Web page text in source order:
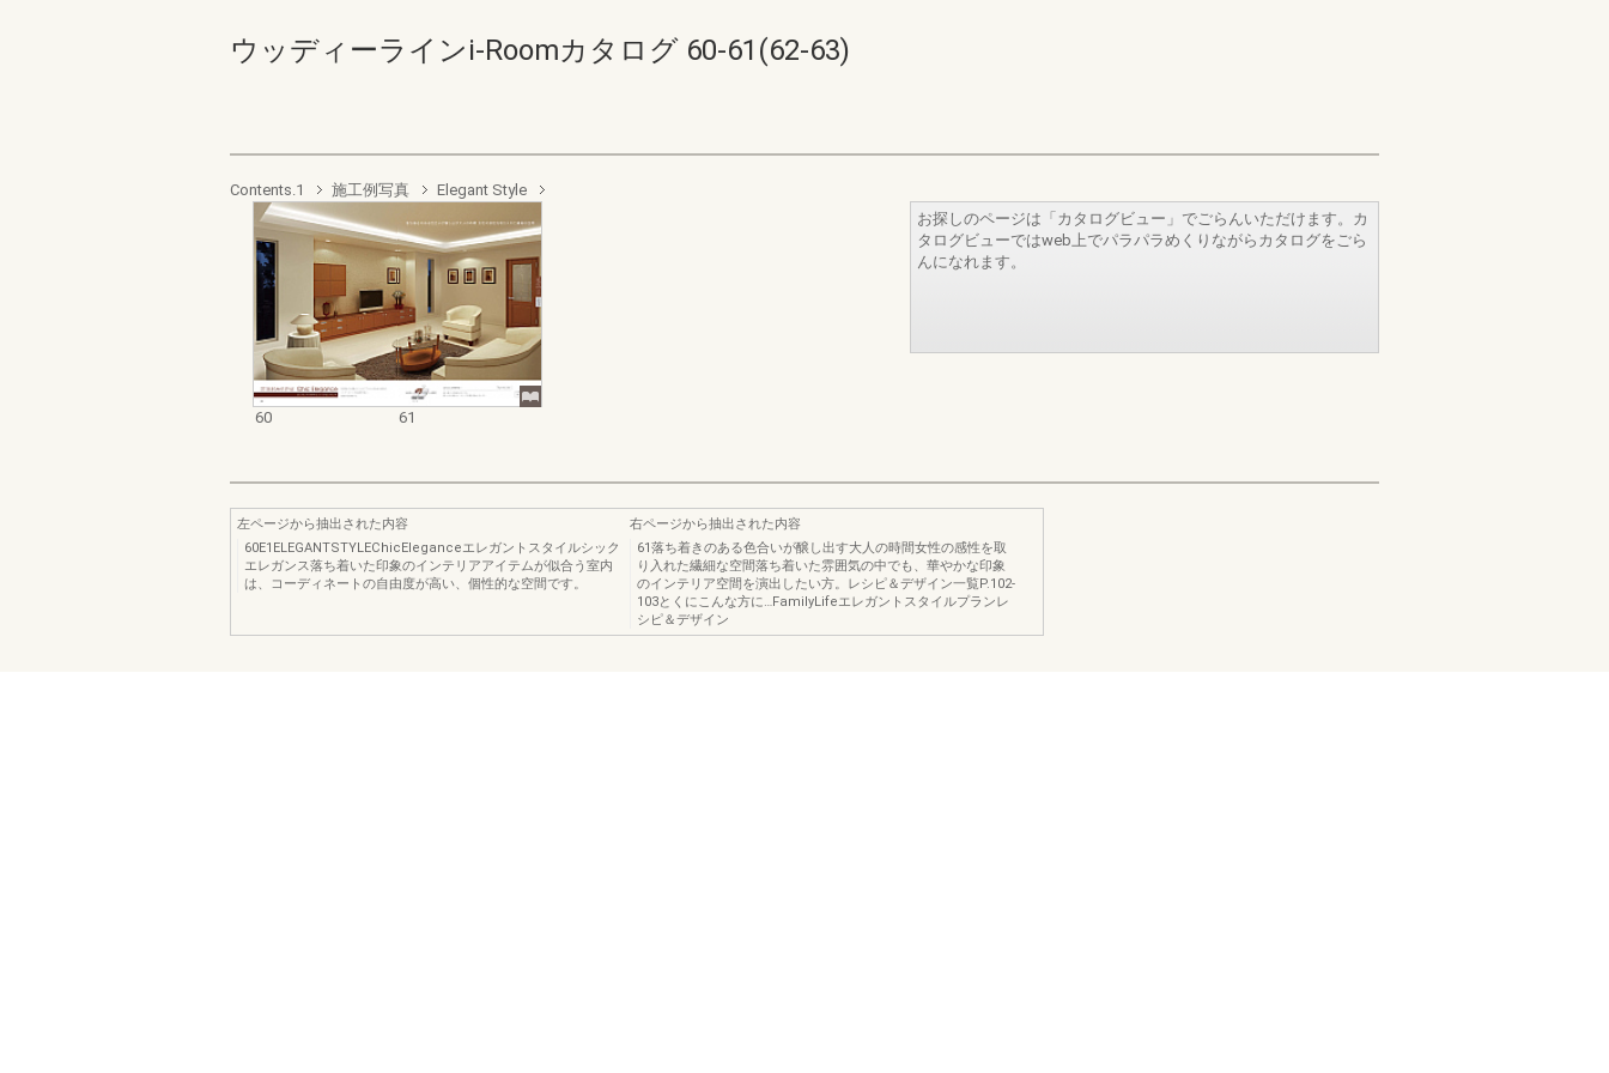
ウッディーラインi-Roomカタログ 60-61(62-63)
Contents.1 施工例写真 Elegant Style
60 61
お探しのページは「カタログビュー」でごらんいただけます。カ
タログビューではweb上でパラパラめくりながらカタログをごら
んになれます。
左ページから抽出された内容
60E1ELEGANTSTYLEChicEleganceエレガントスタイルシック
エレガンス落ち着いた印象のインテリアアイテムが似合う室内
は、コーディネートの自由度が高い、個性的な空間です。
右ページから抽出された内容
61落ち着きのある色合いが醸し出す大人の時間女性の感性を取
り入れた繊細な空間落ち着いた雰囲気の中でも、華やかな印象
のインテリア空間を演出したい方。レシピ＆デザイン一覧P.102-
103とくにこんな方に…FamilyLifeエレガントスタイルプランレ
シピ＆デザイン